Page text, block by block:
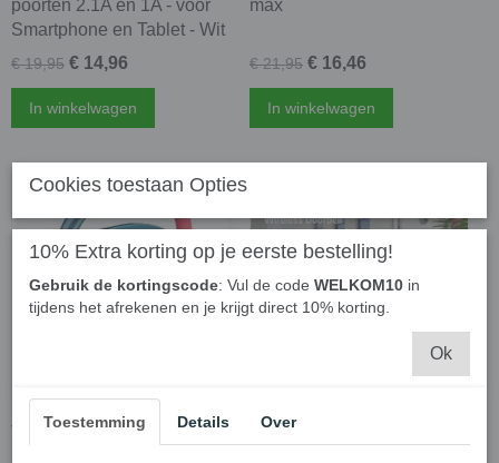
poorten 2.1A en 1A - voor
Smartphone en Tablet - Wit
€ 19,95 € 14,96
In winkelwagen
max
€ 21,95 € 16,46
In winkelwagen
JBL Clip 4 - Draagbare
Bluetooth Mini Speaker -
Nedis - Draadloze deurbel
Cookies toestaan Opties
10% Extra korting op je eerste bestelling!
Gebruik de kortingscode: Vul de code WELKOM10 in
tijdens het afrekenen en je krijgt direct 10% korting.
Ok
Toestemming Details Over